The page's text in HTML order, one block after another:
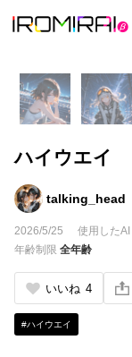
ハイウエイ
talking_head
2026/5/25 使用したAI
年齢制限 全年齢
いいね 4
#ハイウエイ